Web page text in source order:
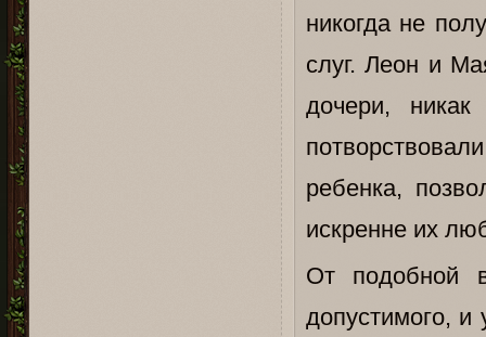
никогда не
слуг. Леон и
дочери,
ребенка,
искренне их
От подобной
допустимого, и